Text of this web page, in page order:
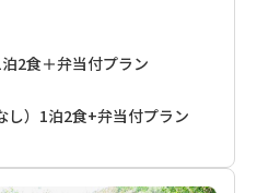
2食＋弁当付プラン
）1泊2食+弁当付プラン